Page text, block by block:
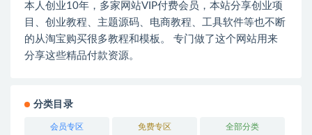
本人创业10年，多家网站VIP付费会员，本站分享创业项
目、创业教程、主题源码、电商教程、工具软件等也不断
的从淘宝购买很多教程和模板。 专门做了这个网站用来
分享这些精品付款资源。
分类目录
会员专区 免费专区 全部分类